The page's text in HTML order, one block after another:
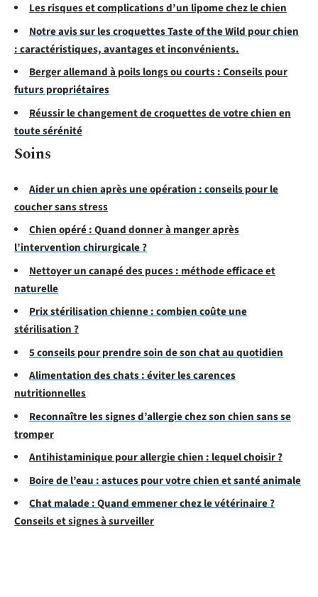
Les risques et complications d’un lipome chez le chien
Notre avis sur les croquettes Taste of the Wild pour chien
: caractéristiques, avantages et inconvénients.
Berger allemand à poils longs ou courts : Conseils pour
futurs propriétaires
Réussir le changement de croquettes de votre chien en
toute sérénité
Soins
Aider un chien après une opération : conseils pour le
coucher sans stress
Chien opéré : Quand donner à manger après
l’intervention chirurgicale ?
Nettoyer un canapé des puces : méthode efficace et
naturelle
Prix stérilisation chienne : combien coûte une
stérilisation ?
5 conseils pour prendre soin de son chat au quotidien
Alimentation des chats : éviter les carences
nutritionnelles
Reconnaître les signes d’allergie chez son chien sans se
tromper
Antihistaminique pour allergie chien : lequel choisir ?
Boire de l’eau : astuces pour votre chien et santé animale
Chat malade : Quand emmener chez le vétérinaire ?
Conseils et signes à surveiller